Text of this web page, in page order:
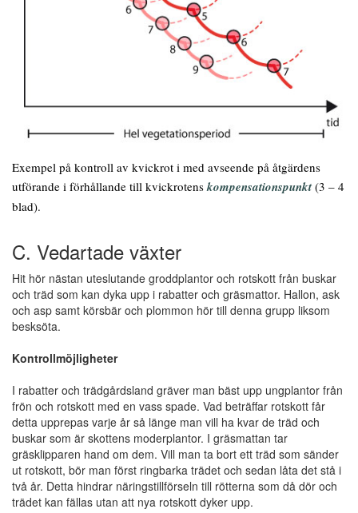
Exempel på kontroll av kvickrot i med avseende på åtgärdens
utförande i förhållande till kvickrotens kompensationspunkt(3 – 4
blad).
C. Vedartade växter
Hit hör nästan uteslutande groddplantor och rotskott från buskar
och träd som kan dyka upp i rabatter och gräsmattor. Hallon, ask
och asp samt körsbär och plommon hör till denna grupp liksom
besksöta.
Kontrollmöjligheter
I rabatter och trädgårdsland gräver man bäst upp ungplantor från
frön och rotskott med en vass spade. Vad beträffar rotskott får
detta upprepas varje år så länge man vill ha kvar de träd och
buskar som är skottens moderplantor. I gräsmattan tar
gräsklipparen hand om dem. Vill man ta bort ett träd som sänder
ut rotskott, bör man först ringbarka trädet och sedan låta det stå i
två år. Detta hindrar näringstillförseln till rötterna som då dör och
trädet kan fällas utan att nya rotskott dyker upp.